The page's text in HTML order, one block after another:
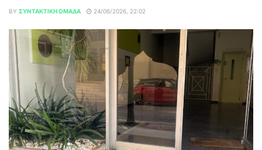
BY ΣΥΝΤΑΚΤΙΚΉ ΟΜΆΔΑ 24/06/2026, 22:02